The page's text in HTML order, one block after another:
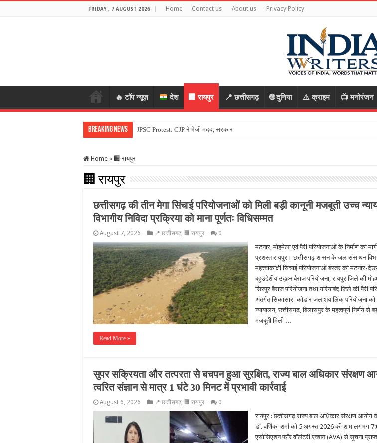
FRIDAY , 7 AUGUST 2026 Home Contact us About us Privacy Policy
🔥 टॉप न्यूज़ देश 🏢 रायपुर 📍 छत्तीसगढ़ 🌐 दुनिया ⚠️ क्राइम 📺 मनोरंजन
Breaking News JPSC Protest: CJP ने भेजी मदद, सरकार से पहली दौर की बातचीत विफल, छात्र बोले- आंदोलन रहे
Home » 🏢 रायपुर
🏢 रायपुर
छत्तीसगढ़ की तीन मेगा सिंचाई परियोजनाओं को मिली बड़ी कानूनी मजबूती उच्च
विभागीय निविदा प्रक्रिया को माना पूर्णतः विधिसम्मत
August 7, 2026 📍 छत्तीसगढ़, 🏢 रायपुर 0
मटनार, मोहमेला एवं पैरी परियोजनाओं के निर्माण का
प्रशस्त रायपुर। छत्तीसगढ़ शासन के जल संसाधन
महत्त्वाकांक्षी सिंचाई परियोजनाओं बस्तर की मटनार-
बहुउद्देशीय उद्वहन बैराज परियोजना, रायपुर जिले की
सिरपुर बैराज परियोजना तथा गरियाबंद जिले की पैरी
अंतर्गत सिकासार–कोडार जलाशय लिंक परियोजना
न्यायालय, छत्तीसगढ़, बिलासपुर के महत्वपूर्ण निर्णय से
मजबूती मिली …
Read More »
सुपर सक्रियता और तत्परता से बचपन हुआ सुरक्षित, राज्य बाल अधिकार संरक्षण
त्वरित संज्ञान से मात्र 1 घंटे 30 मिनट में प्रभावी कार्रवाई
August 6, 2026 📍 छत्तीसगढ़, 🏢 रायपुर 0
रायपुर : छत्तीसगढ़ राज्य बाल अधिकार संरक्षण आयोग
डॉ. वर्णिका शर्मा को 5 अगस्त 2026 की शाम लगभग
एसोसिएशन फॉर वॉलंटरी एक्शन (AVA) से सूचना